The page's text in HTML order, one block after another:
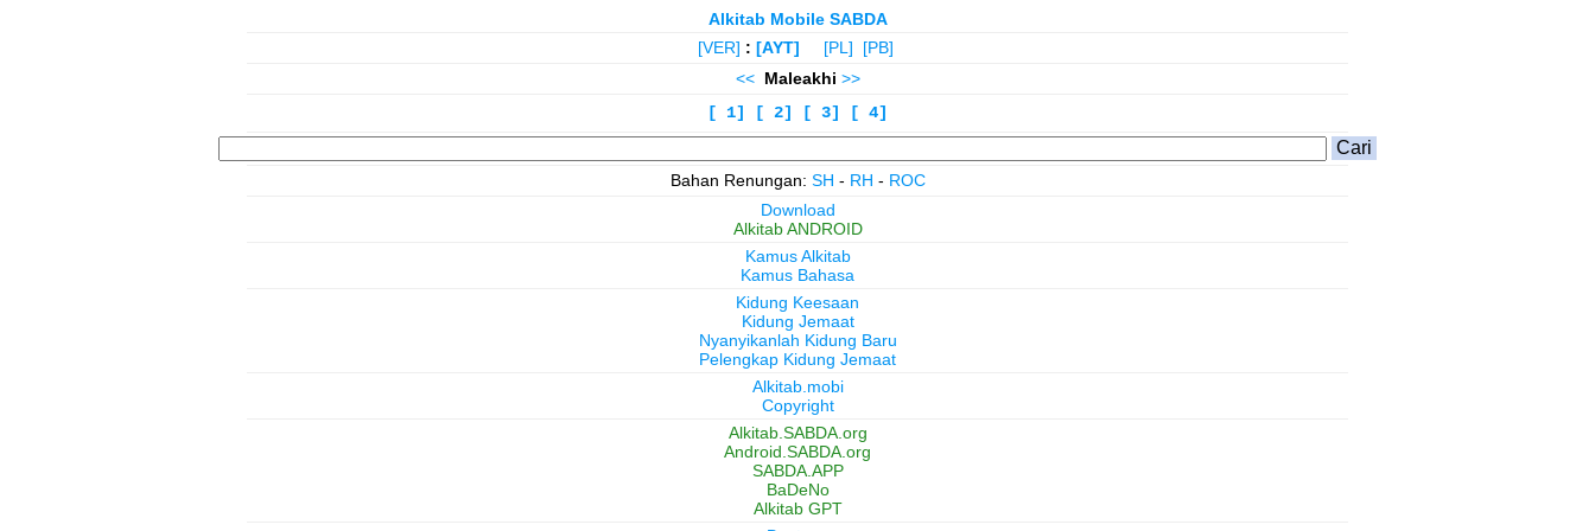
Alkitab Mobile SABDA
[VER] : [AYT] [PL]
[PB]
<< Maleakhi >>
[ 1]
[ 2] [ 3] [ 4]
Bahan Renungan: SH - RH - ROC
Download
Alkitab ANDROID
Kamus Alkitab
Kamus Bahasa
Kidung Keesaan
Kidung Jemaat
Nyanyikanlah Kidung Baru
Pelengkap Kidung Jemaat
Alkitab.mobi
Copyright
Alkitab.SABDA.org
Android.SABDA.org
SABDA.APP
BaDeNo
Alkitab GPT